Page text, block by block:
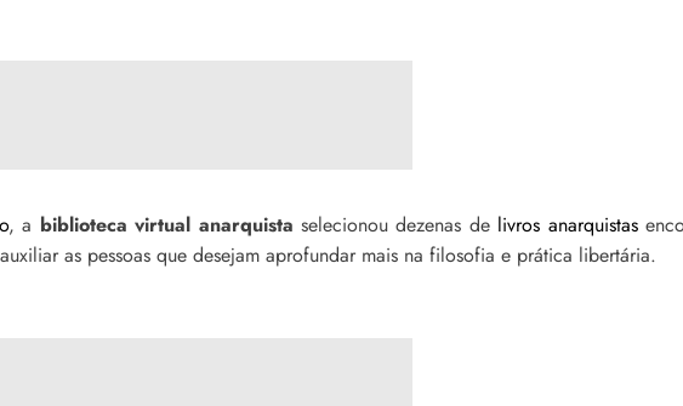
, a biblioteca virtual anarquista selecionou dezenas de livros anarquistas
as pessoas que desejam aprofundar mais na filosofia e prática libertária.